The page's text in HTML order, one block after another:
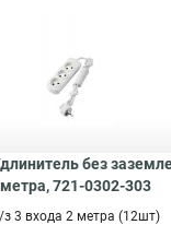
без
метра, 721-0302-303
з 3 входа 2 метра (12шт)